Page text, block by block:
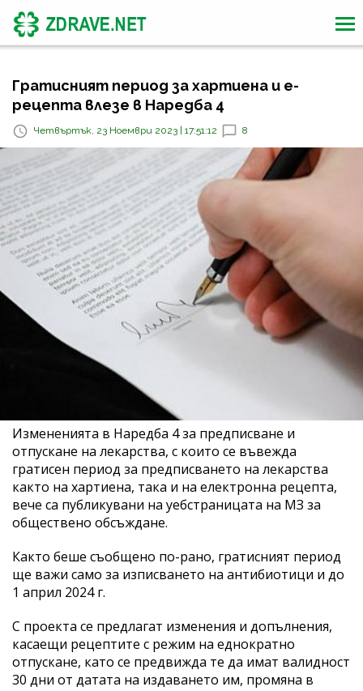
Гратисният период за хартиена и е-
рецепта влезе в Наредба 4
Четвъртък, 23 Ноември 2023 | 17:51:12 8
Измененията в Наредба 4 за предписване и
отпускане на лекарства, с които се въвежда
гратисен период за предписването на лекарства
както на хартиена, така и на електронна рецепта,
вече са публикувани на уебстраницата на МЗ за
обществено обсъждане.
Както беше съобщено по-рано, гратисният период
ще важи само за изписването на антибиотици и до
1 април 2024 г.
С проекта се предлагат изменения и допълнения,
касаещи рецептите с режим на еднократно
отпускане, като се предвижда те да имат валидност
30 дни от датата на издаването им, промяна в